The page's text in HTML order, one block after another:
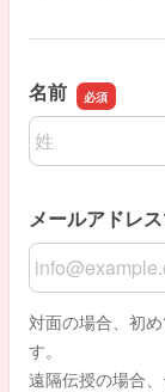
名前
名前の姓
メールアドレス
メールアドレス1
対面の場合、初
す。
遠隔伝授の場合